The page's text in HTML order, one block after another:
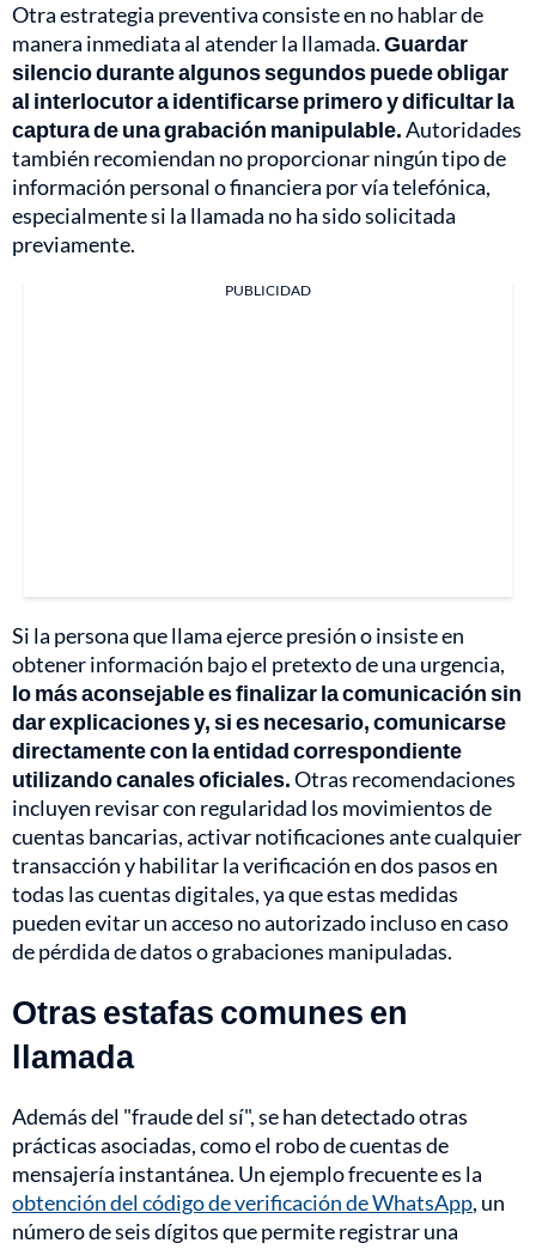
Otra estrategia preventiva consiste en no hablar de
manera inmediata al atender la llamada.Guardar
silencio durante algunos segundos puede obligar
al interlocutor a identificarse primero y dificultar la
captura de una grabación manipulable.Autoridades
también recomiendan no proporcionar ningún tipo de
información personal o financiera por vía telefónica,
especialmente si la llamada no ha sido solicitada
previamente.
PUBLICIDAD
Si la persona que llama ejerce presión o insiste en
obtener información bajo el pretexto de una urgencia,
lo más aconsejable es finalizar la comunicación sin
dar explicaciones y, si es necesario, comunicarse
directamente con la entidad correspondiente
utilizando canales oficiales.Otras recomendaciones
incluyen revisar con regularidad los movimientos de
cuentas bancarias, activar notificaciones ante cualquier
transacción y habilitar la verificación en dos pasos en
todas las cuentas digitales, ya que estas medidas
pueden evitar un acceso no autorizado incluso en caso
de pérdida de datos o grabaciones manipuladas.
Otras estafas comunes en
llamada
Además del "fraude del sí", se han detectado otras
prácticas asociadas, como el robo de cuentas de
mensajería instantánea. Un ejemplo frecuente es la
obtención del código de verificación de WhatsApp, un
número de seis dígitos que permite registrar una